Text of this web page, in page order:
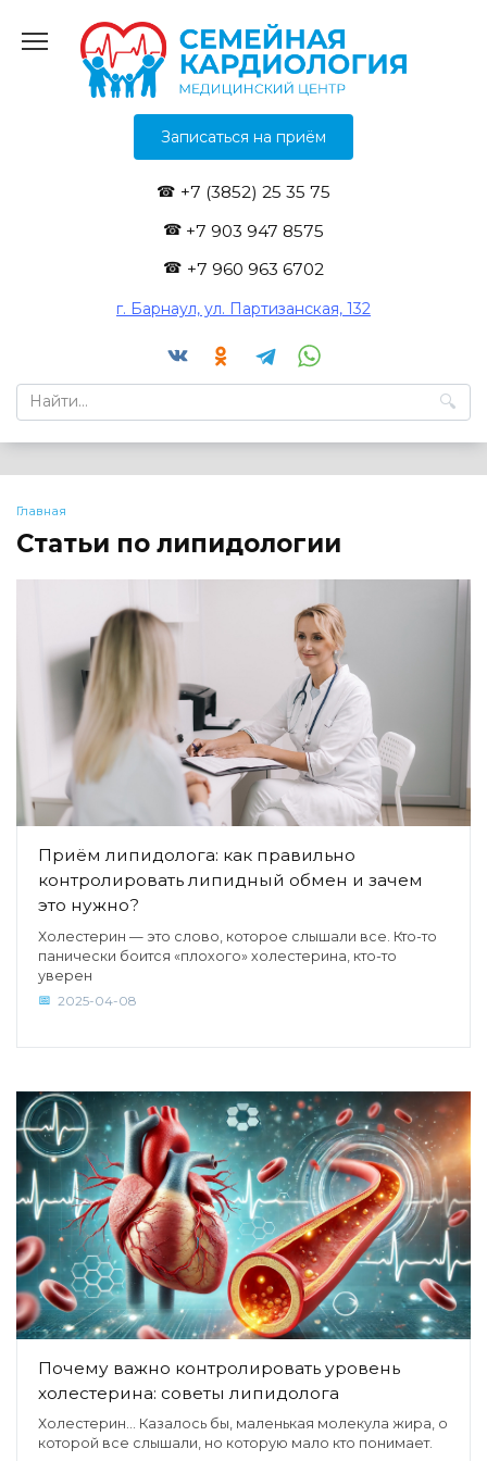
содержанию
Записаться на приём
+7 (3852) 25 35 75
+7 903 947 8575
+7 960 963 6702
г. Барнаул, ул. Партизанская, 132
Search
for:
Главная
Статьи по липидологии
Приём липидолога: как правильно
контролировать липидный обмен и зачем
это нужно?
Холестерин — это слово, которое слышали все. Кто-то
панически боится «плохого» холестерина, кто-то
уверен
2025-04-08
Почему важно контролировать уровень
холестерина: советы липидолога
Холестерин… Казалось бы, маленькая молекула жира, о
которой все слышали, но которую мало кто понимает.